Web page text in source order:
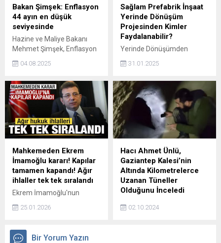
Bakan Şimşek: Enflasyon
44 ayın en düşük
seviyesinde
Hazine ve Maliye Bakanı
Mehmet Şimşek, Enflasyon
seviyesinde. Yıl sonunda
tahmin aralığında
gerçekleşeceğini
öngörüyoruz dedi.
04.08.2025
Sağlam Prefabrik İnşaat
Yerinde Dönüşüm
Projesinden Kimler
Faydalanabilir?
Yerinde Dönüşümden
Yerinde dönüşüm
yararlanabilecek yapılar,
öncelikle deprem riski
taşıyan ve hasar durumu
tespit edilmiş binalardır. Bu
kapsamda aşağıdaki yapılar
yerinde dönüşümden
faydalanabilir:
31.01.2025
Mahkemeden Ekrem
İmamoğlu kararı! Kapılar
tamamen kapandı! Ağır
ihlaller tek tek sıralandı
Ekrem İmamoğlu'nun
üniversite diplomasının
iptaline karşı açtığı davayı
gerekçeli karar ortaya çıktı.
25.01.2026
Hacı Ahmet Ünlü,
Gaziantep Kalesi’nin
Altında Kilometrelerce
Uzanan Tüneller
Olduğunu İnceledi
Araştırmacı Hacı Ahmet
Ünlü'nün yaptığı
02.10.2024
Bir Yorum Yazın